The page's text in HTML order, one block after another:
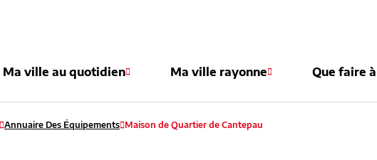
Ma ville au quotidien Ma ville rayonne Que faire
Annuaire Des Équipements Maison de Quartier de Cantepau